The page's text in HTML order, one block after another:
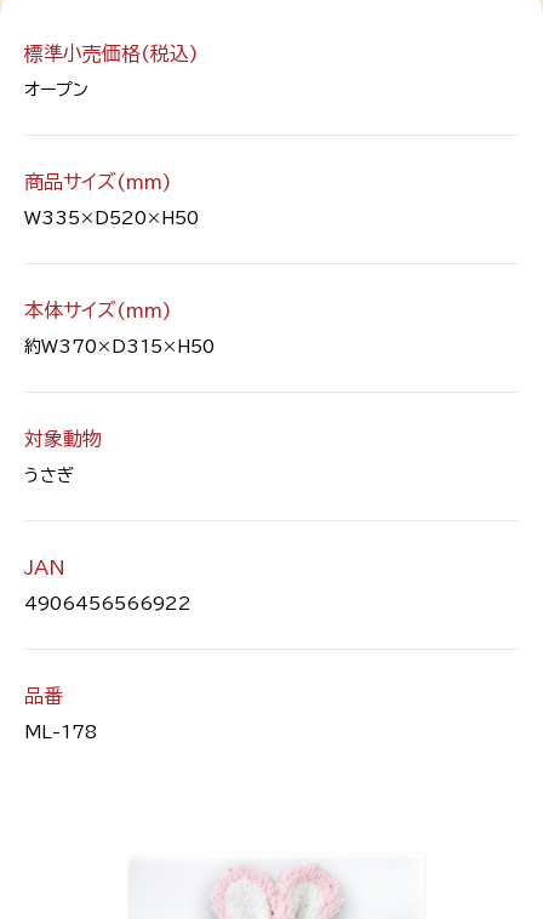
標準小売価格(税込)
オープン
商品サイズ(mm)
W335×D520×H50
本体サイズ(mm)
約W370×D315×H50
対象動物
うさぎ
JAN
4906456566922
品番
ML-178